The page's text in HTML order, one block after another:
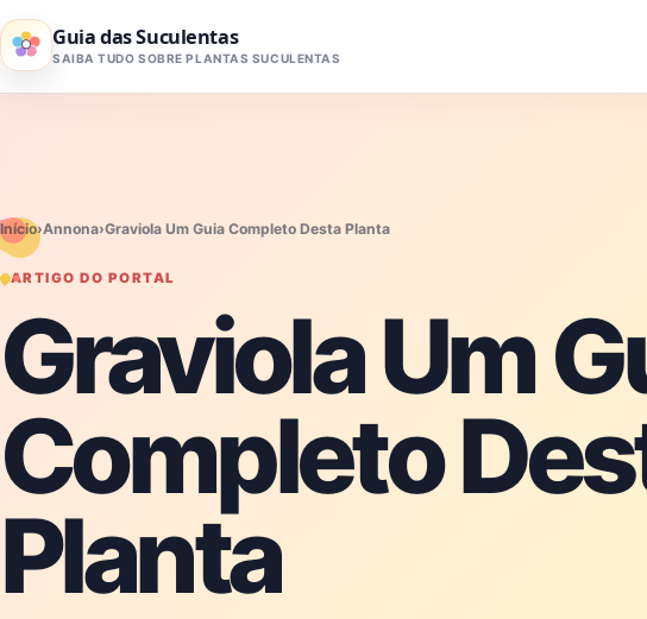
Pular para o conteúdo
Guia das Suculentas
SAIBA TUDO SOBRE PLANTAS SUCULENTAS
Início›Annona›Graviola Um Guia Completo Desta Planta
ARTIGO DO PORTAL
Graviola Um
Completo
Planta